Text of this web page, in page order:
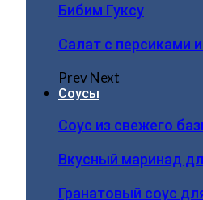
Бибим Гуксу
Салат с персиками
PrevNext
Соусы
Соус из свежего
Вкусный маринад
Гранатовый соус